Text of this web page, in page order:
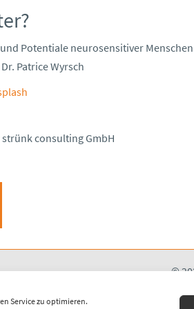
Service zu optimieren.
Potentiale neurosensitiver Menschen
Patrice Wyrsch
consulting GmbH
©